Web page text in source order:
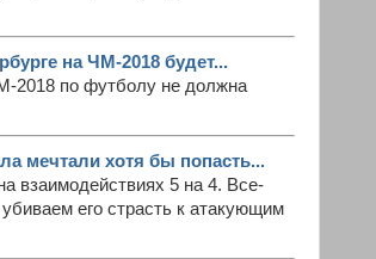
на ЧМ-2018 будет...
2018 по футболу не должна
мечтали хотя бы попасть...
взаимодействиях 5 на 4. Все-
его страсть к атакующим